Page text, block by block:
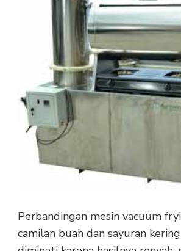
Perbandingan mesin vacuum
camilan buah dan sayuran